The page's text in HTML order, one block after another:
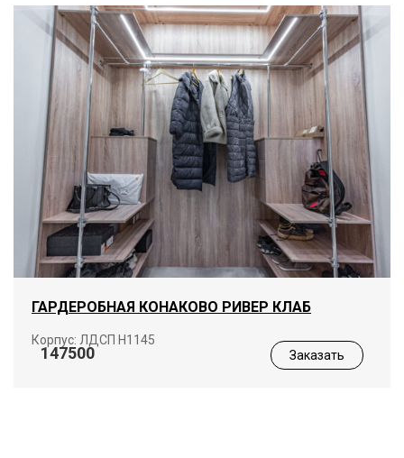
ГАРДЕРОБНАЯ КОНАКОВО РИВЕР КЛАБ
Корпус: ЛДСП Н1145
147500 Заказать